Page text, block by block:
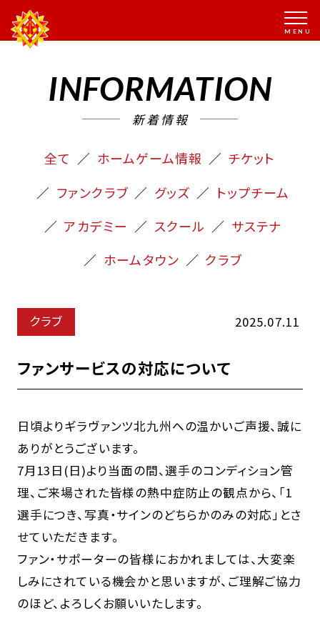
INFORMATION
新着情報
全て ホームゲーム情報
チケット
ファンクラブ
グッズ
トップチーム
アカデミー
スクール
サステナ
ホームタウン
クラブ
クラブ 2025.07.11
ファンサービスの対応について
日頃よりギラヴァンツ北九州への温かいご声援、誠に
ありがとうございます。
7月13日(日)より当面の間、選手のコンディション管
理、ご来場された皆様の熱中症防止の観点から、「1
選手につき、写真・サインのどちらかのみの対応」とさ
せていただきます。
ファン・サポーターの皆様におかれましては、大変楽
しみにされている機会かと思いますが、ご理解ご協力
のほど、よろしくお願いいたします。